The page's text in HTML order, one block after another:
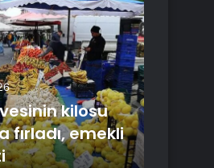
kilosu
fırladı, emekli